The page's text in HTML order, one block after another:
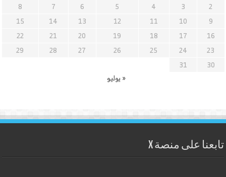
2
3
4
5
6
7
8
9
10
11
12
13
14
15
16
17
18
19
20
21
22
23
24
25
26
27
28
29
30
31
« يوليو
تابعنا على منصة X